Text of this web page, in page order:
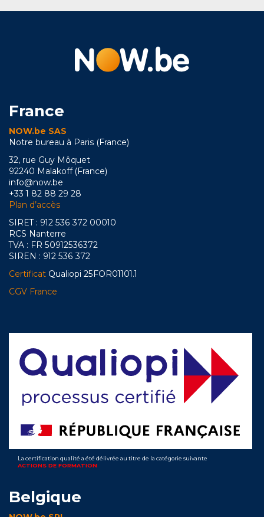
France
NOW.be SAS
Notre bureau à Paris (France)
32, rue Guy Môquet
92240 Malakoff (France)
info@now.be
+33 1 82 88 29 28
Plan d’accès
SIRET : 912 536 372 00010
RCS Nanterre
TVA : FR 50912536372
SIREN : 912 536 372
Certificat Qualiopi 25FOR01101.1
CGV France
La certification qualité a été délivrée au titre de la catégorie suivante
ACTIONS DE FORMATION
Belgique